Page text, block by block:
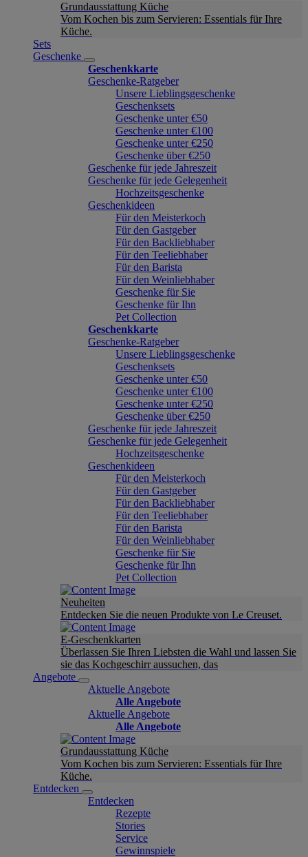
Grundausstattung Küche
Vom Kochen bis zum Servieren: Essentials für Ihre
Küche.
Sets
Geschenke
Geschenkkarte
Geschenke-Ratgeber
Unsere Lieblingsgeschenke
Geschenksets
Geschenke unter €50
Geschenke unter €100
Geschenke unter €250
Geschenke über €250
Geschenke für jede Jahreszeit
Geschenke für jede Gelegenheit
Hochzeitsgeschenke
Geschenkideen
Für den Meisterkoch
Für den Gastgeber
Für den Backliebhaber
Für den Teeliebhaber
Für den Barista
Für den Weinliebhaber
Geschenke für Sie
Geschenke für Ihn
Pet Collection
Geschenkkarte
Geschenke-Ratgeber
Unsere Lieblingsgeschenke
Geschenksets
Geschenke unter €50
Geschenke unter €100
Geschenke unter €250
Geschenke über €250
Geschenke für jede Jahreszeit
Geschenke für jede Gelegenheit
Hochzeitsgeschenke
Geschenkideen
Für den Meisterkoch
Für den Gastgeber
Für den Backliebhaber
Für den Teeliebhaber
Für den Barista
Für den Weinliebhaber
Geschenke für Sie
Geschenke für Ihn
Pet Collection
Neuheiten
Entdecken Sie die neuen Produkte von Le Creuset.
E-Geschenkkarten
Überlassen Sie Ihren Liebsten die Wahl und lassen Sie
sie das Kochgeschirr aussuchen, das
Angebote
Aktuelle Angebote
Alle Angebote
Aktuelle Angebote
Alle Angebote
Grundausstattung Küche
Vom Kochen bis zum Servieren: Essentials für Ihre
Küche.
Entdecken
Entdecken
Rezepte
Stories
Service
Gewinnspiele